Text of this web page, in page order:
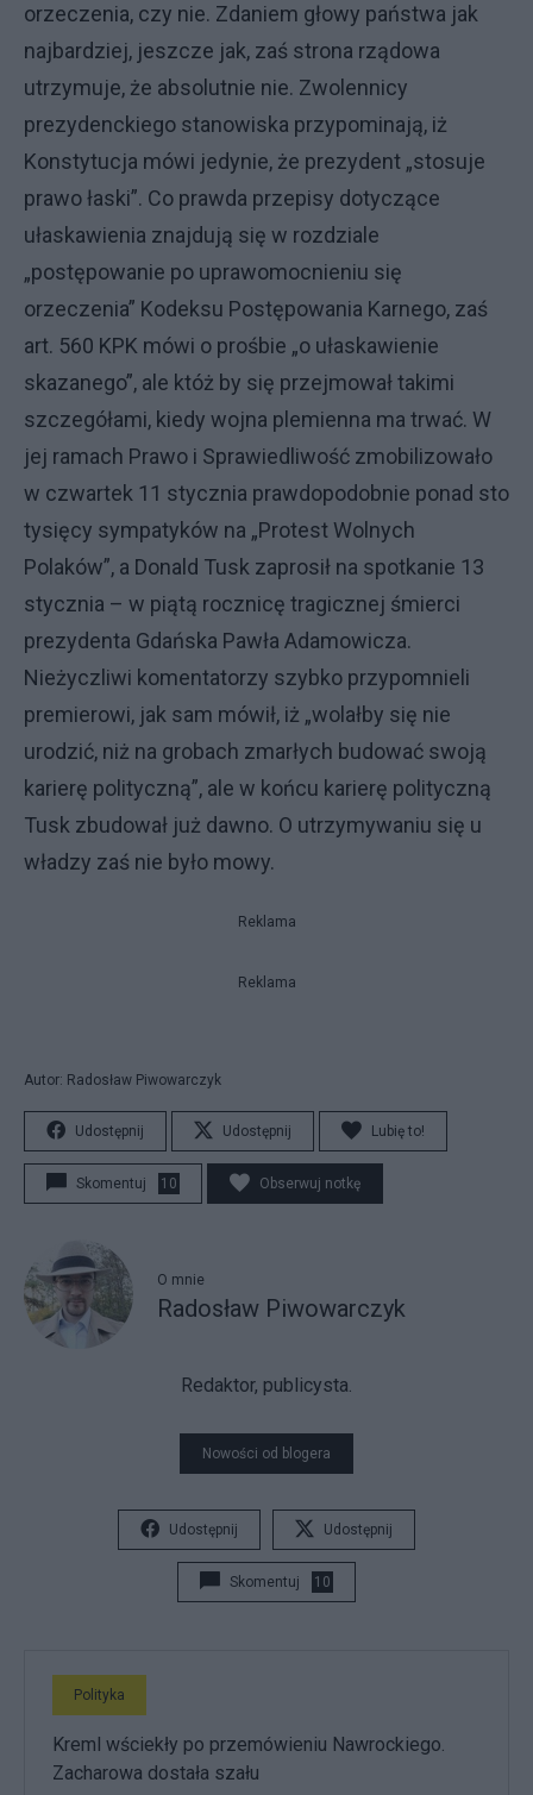
orzeczenia, czy nie. Zdaniem głowy państwa jak
najbardziej, jeszcze jak, zaś strona rządowa
utrzymuje, że absolutnie nie. Zwolennicy
prezydenckiego stanowiska przypominają, iż
Konstytucja mówi jedynie, że prezydent „stosuje
prawo łaski”. Co prawda przepisy dotyczące
ułaskawienia znajdują się w rozdziale
„postępowanie po uprawomocnieniu się
orzeczenia” Kodeksu Postępowania Karnego, zaś
art. 560 KPK mówi o prośbie „o ułaskawienie
skazanego”, ale któż by się przejmował takimi
szczegółami, kiedy wojna plemienna ma trwać. W
jej ramach Prawo i Sprawiedliwość zmobilizowało
w czwartek 11 stycznia prawdopodobnie ponad sto
tysięcy sympatyków na „Protest Wolnych
Polaków”, a Donald Tusk zaprosił na spotkanie 13
stycznia – w piątą rocznicę tragicznej śmierci
prezydenta Gdańska Pawła Adamowicza.
Nieżyczliwi komentatorzy szybko przypomnieli
premierowi, jak sam mówił, iż „wolałby się nie
urodzić, niż na grobach zmarłych budować swoją
karierę polityczną”, ale w końcu karierę polityczną
Tusk zbudował już dawno. O utrzymywaniu się u
władzy zaś nie było mowy.
Reklama
Reklama
Autor: Radosław Piwowarczyk
Udostępnij Udostępnij Lubię to!
Skomentuj 10 Obserwuj notkę
O mnie
Radosław Piwowarczyk
Redaktor, publicysta.
Nowości od blogera
Udostępnij Udostępnij
Skomentuj 10
Polityka
Kreml wściekły po przemówieniu Nawrockiego.
Zacharowa dostała szału